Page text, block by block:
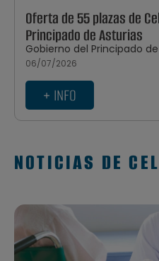
Oferta de 55 plazas de
Principado de Asturias
Gobierno del Principado
06/07/2026
+ INFO
NOTICIAS DE